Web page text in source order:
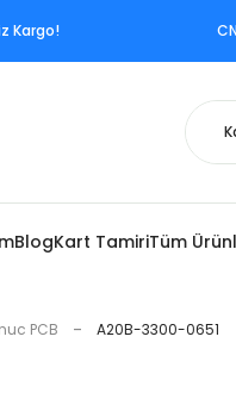
Kargo!‎
BlogKart TamiriTüm
PCB A20B-3300-0651